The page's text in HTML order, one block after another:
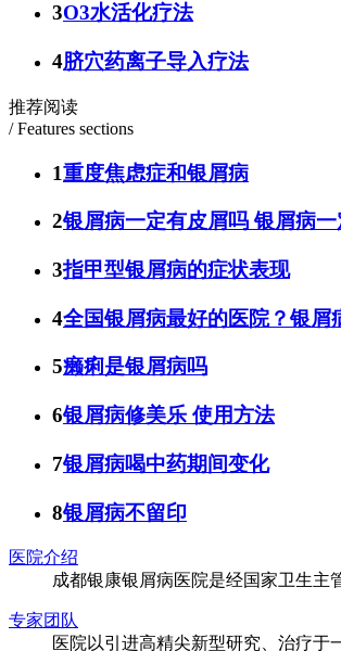
3O3水活化疗法
4脐穴药离子导入疗法
推荐阅读
/ Features sections
1重度焦虑症和银屑病
2银屑病一定有皮屑吗 银屑病
3指甲型银屑病的症状表现
4全国银屑病最好的医院？银屑
5癞痢是银屑病吗
6银屑病修美乐 使用方法
7银屑病喝中药期间变化
8银屑病不留印
医院介绍
成都银康银屑病医院是经国家卫生主
专家团队
医院以引进高精尖新型研究、治疗于